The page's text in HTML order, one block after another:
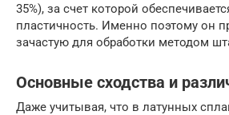
35%), за счет которой
пластичность. Именно поэтому он
зачастую для обработки методом
Основные сходства и
Даже учитывая, что в латунных